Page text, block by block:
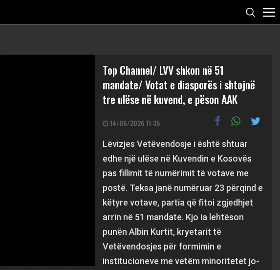
Top Channel/ LVV shkon në 51
mandate/ Votat e diasporës i shtojnë
tre ulëse në kuvend, e pëson AAK
14/06/2026 11:35
Lëvizjes Vetëvendosje i është shtuar
edhe një ulëse në Kuvendin e Kosovës
pas fillimit të numërimit të votave me
postë. Teksa janë numëruar 23 përqind e
këtyre votave, partia që fitoi zgjedhjet
arrin në 51 mandate. Kjo ia lehtëson
punën Albin Kurtit, kryetarit të
Vetëvendosjes për formimin e
institucioneve me vetëm minoritetet jo-